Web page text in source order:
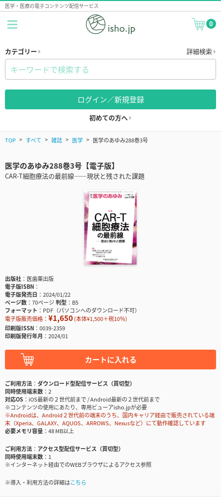
医学・医療の電子コンテンツ配信サービス
0
カテゴリー 詳細検索
ログイン／新規登録
初めての方へ
TOP すべて 雑誌 医学 医学のあゆみ288巻3号
医学のあゆみ288巻3号【電子版】
CAR-T細胞療法の最前線――現状と残された課題
出版社
医歯薬出版
電子版ISBN
電子版発売日
2024/01/22
ページ数
70ページ判型
B5
フォーマット
PDF（パソコンへのダウンロード不可）
電子版販売価格： ¥1,650(本体¥1,500＋税10％)
印刷版ISSN
0039-2359
印刷版発行年月
2024/01
カートに入れる
ご利用方法
ダウンロード型配信サービス（買切型）
同時使用端末数
2
対応OS
iOS最新の２世代前まで / Android最新の２世代前まで
※コンテンツの使用にあたり、専用ビューアisho.jpが必要
※Androidは、Android２世代前の端末のうち、国内キャリア経由で販売されている端
末（Xperia、GALAXY、AQUOS、ARROWS、Nexusなど）にて動作確認しています
必要メモリ容量
48 MB以上
ご利用方法
アクセス型配信サービス（買切型）
同時使用端末数
1
※インターネット経由でのWEBブラウザによるアクセス参照
※導入・利用方法の詳細はこちら